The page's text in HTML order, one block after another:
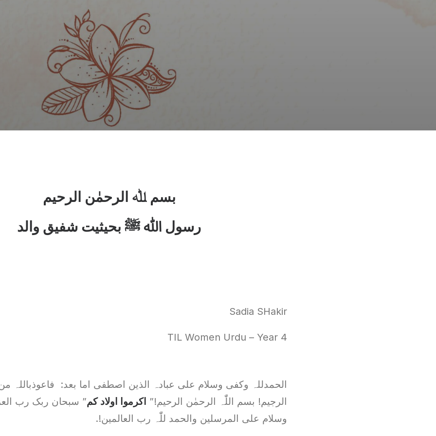
بسم ﷲ الرحمٰن الرحیم
رسول ﷲ ﷺ بحیثیت شفیق والد
Sadia SHakir
TIL Women Urdu – Year 4
الحمدللہ وکفی وسلام علی عبادہ الذین اصطفی اما بعد: فاعوذباللہ
الرجیم! بسم اللّٰہ الرحمٰن الرحیم!” اکرموا اولاد کم” سبحان ربک رب
وسلام علی المرسلین والحمد للّٰہ رب العالمین!.